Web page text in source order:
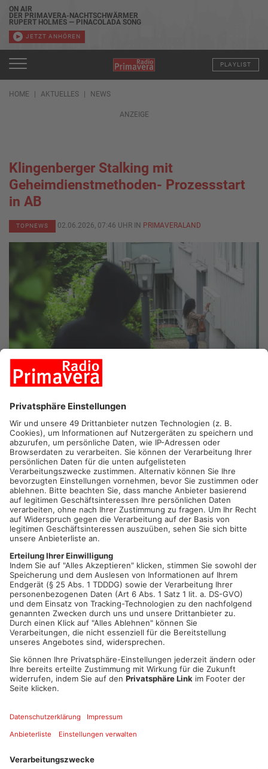
ON AIR
DER PRIMAVERA-NACHTSCHWÄRMER
RUPERT HOLMES — PINACOLADA SONG
JETZT ANHÖREN
PLAYLIST
HOME AKTUELLES NEWS
ANZEIGE
Klingenberger Stalking mit
Geheimdienstmethoden- Prozessstart
in AB
TOPNEWS 02.06.2026, 07:46 UHR IN PRIMAVERALAND
KLINGENBERG/ASCHAFFENBURG. Am Aschaffenburger
Landgericht beginnt heute ein Prozess um ein intensives
Stalking in Klingenberg. Ein 37-Jähriger steht vor Gericht. Der
Mann soll bei der Verfolgung seiner Ex-Partnerin zeitweilig
Geheimdienst-Methoden angewandt haben. Die Frau hatte sich
nach der Trennung erst versteckt und später eine neue
Wohnung in Klingenberg gesucht. Ihren Namen hatte sie dort
bewusst nicht an Klingel oder Briefkasten stehen. Trotzdem
hatte der 37-Jährige offenbar herausgefunden, wo sie lebt. Er
soll sogar Räume in direkter Nähe angemietet haben – mit
Blick auf ihre Wohnung. Außerdem wirft ihm die
Staatsanwaltschaft vor, GPS-Tracker an ihrem Auto angebracht
zu haben. Anfang Dezember wurde der Mann schließlich in
Klingenberg vom SEK festgenommen. In den angemieteten
Räumen fanden die Ermittler laut Anklage unter anderem
Kameras, Schlüsselrohlinge und Seile. (Symbolbild)
Artikel teilen